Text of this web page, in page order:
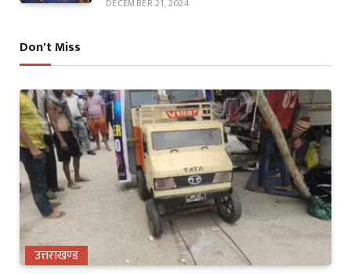
DECEMBER 21, 2024
Don't Miss
उत्तराखण्ड